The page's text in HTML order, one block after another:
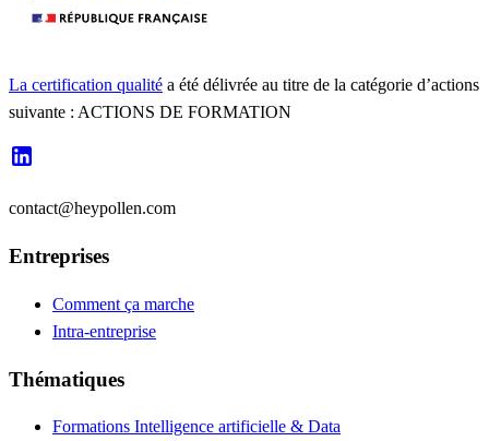
La certification qualité a été délivrée au titre de la catégorie d’actions
suivante : ACTIONS DE FORMATION
contact@heypollen.com
Entreprises
Comment ça marche
Intra-entreprise
Thématiques
Formations Intelligence artificielle & Data